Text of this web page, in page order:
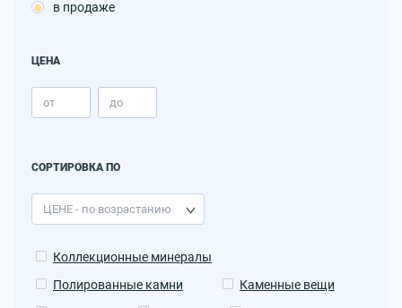
в продаже
ЦЕНА
СОРТИРОВКА ПО
Коллекционные минералы
Полированные камни
Каменные вещи